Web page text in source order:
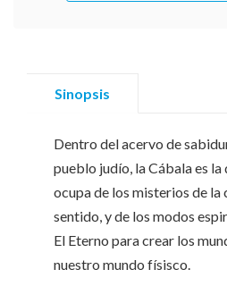
Sinopsis
Dentro del acervo de
pueblo judío, la Cábala es la
ocupa de los misterios de la
sentido, y de los modos
El Eterno para crear los
nuestro mundo físisco.